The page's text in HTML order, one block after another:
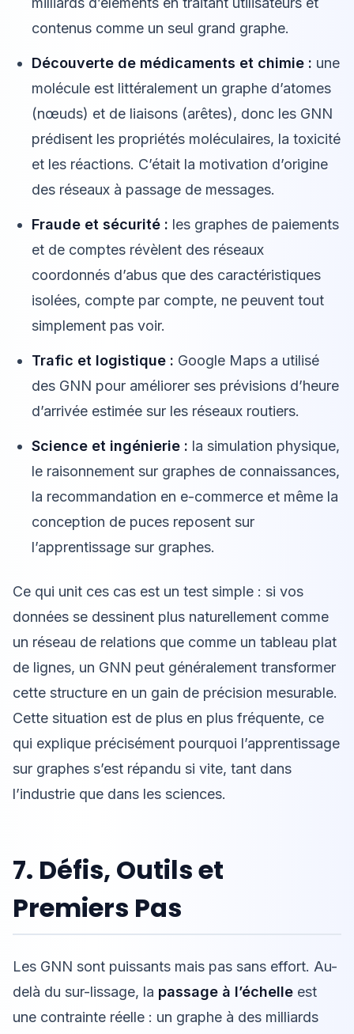
contenus comme un seul grand graphe.
Découverte de médicaments et chimie : une
molécule est littéralement un graphe d’atomes
(nœuds) et de liaisons (arêtes), donc les GNN
prédisent les propriétés moléculaires, la toxicité
et les réactions. C’était la motivation d’origine
des réseaux à passage de messages.
Fraude et sécurité : les graphes de paiements
et de comptes révèlent des réseaux
coordonnés d’abus que des caractéristiques
isolées, compte par compte, ne peuvent tout
simplement pas voir.
Trafic et logistique : Google Maps a utilisé
des GNN pour améliorer ses prévisions d’heure
d’arrivée estimée sur les réseaux routiers.
Science et ingénierie : la simulation physique,
le raisonnement sur graphes de connaissances,
la recommandation en e-commerce et même la
conception de puces reposent sur
l’apprentissage sur graphes.
Ce qui unit ces cas est un test simple : si vos
données se dessinent plus naturellement comme
un réseau de relations que comme un tableau plat
de lignes, un GNN peut généralement transformer
cette structure en un gain de précision mesurable.
Cette situation est de plus en plus fréquente, ce
qui explique précisément pourquoi l’apprentissage
sur graphes s’est répandu si vite, tant dans
l’industrie que dans les sciences.
7. Défis, Outils et
Premiers Pas
Les GNN sont puissants mais pas sans effort. Au-
delà du sur-lissage, la passage à l’échelle est
une contrainte réelle : un graphe à des milliards